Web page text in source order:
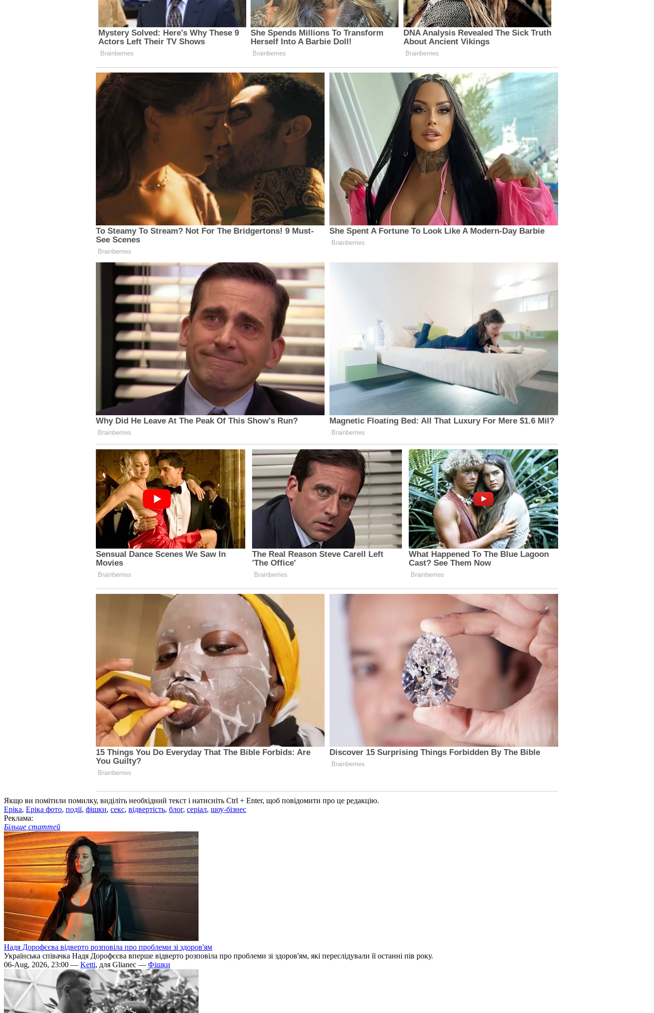
Якщо ви помітили помилку, виділіть необхідний текст і натисніть Ctrl + Enter, щоб повідомити про це редакцію.
Еріка, Еріка фото, події, фішки, секс, відвертість, блог, серіал, шоу-бізнес
Реклама:
Більше статтей
Надя Дорофєєва відверто розповіла про проблеми зі здоров'ям
Українська співачка Надя Дорофєєва вперше відверто розповіла про проблеми зі здоров'ям, які переслідували її останні пів року.
06-Aug, 2026, 23:00 — Ketti, для Glianec — Фішки